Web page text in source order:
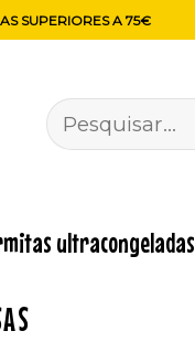
SUPERIORES A 75€
Pesquisar
por:
ultracongeladas